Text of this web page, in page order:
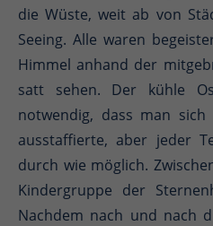
die Wüste, weit ab von
Seeing. Alle waren
Himmel anhand der
satt sehen. Der kühle
notwendig, dass man
ausstaffierte, aber jeder
durch wie möglich.
Kindergruppe der
Nachdem nach und nach